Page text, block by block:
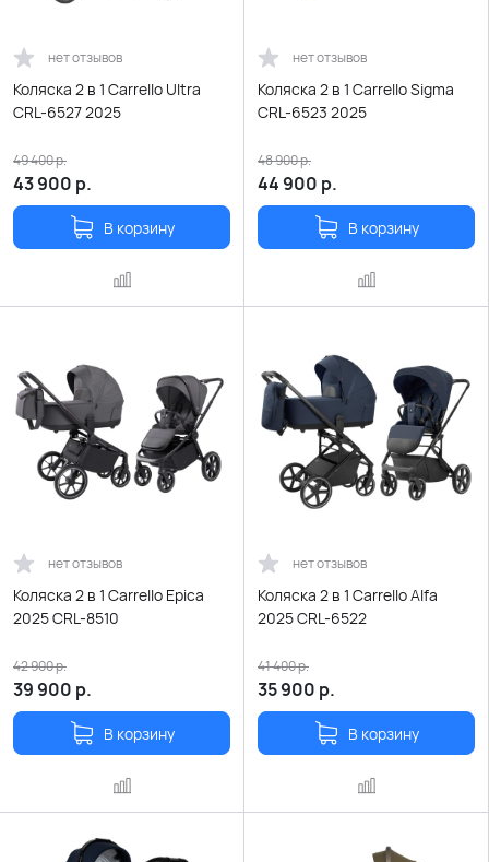
нет отзывов
Коляска 2 в 1 Carrello Ultra
CRL-6527 2025
43 900 р.
49 400р.
В корзину
нет отзывов
Коляска 2 в 1 Carrello Sigma
CRL-6523 2025
44 900 р.
48 900р.
В корзину
нет отзывов
Коляска 2 в 1 Carrello Epica
2025 CRL-8510
39 900 р.
42 900р.
В корзину
нет отзывов
Коляска 2 в 1 Carrello Alfa
2025 CRL-6522
35 900 р.
41 400р.
В корзину